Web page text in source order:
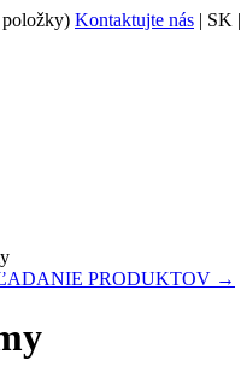
Kontaktujte nás | SK |
PRODUKTOV →